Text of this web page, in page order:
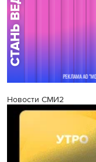
Новости СМИ2